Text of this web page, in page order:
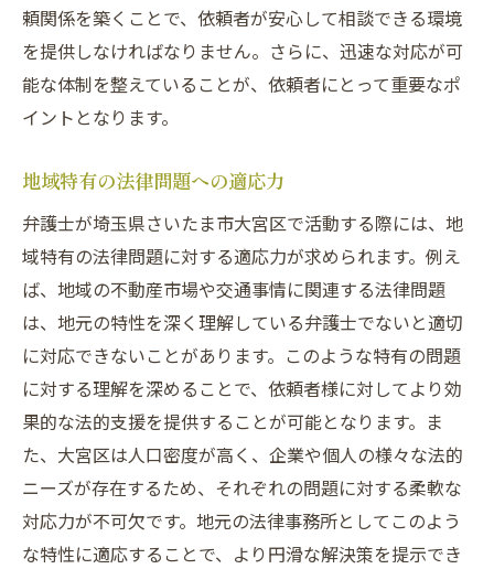
頼関係を築くことで、依頼者が安心して相談できる環境
を提供しなければなりません。さらに、迅速な対応が可
能な体制を整えていることが、依頼者にとって重要なポ
イントとなります。
地域特有の法律問題への適応力
弁護士が埼玉県さいたま市大宮区で活動する際には、地
域特有の法律問題に対する適応力が求められます。例え
ば、地域の不動産市場や交通事情に関連する法律問題
は、地元の特性を深く理解している弁護士でないと適切
に対応できないことがあります。このような特有の問題
に対する理解を深めることで、依頼者様に対してより効
果的な法的支援を提供することが可能となります。ま
た、大宮区は人口密度が高く、企業や個人の様々な法的
ニーズが存在するため、それぞれの問題に対する柔軟な
対応力が不可欠です。地元の法律事務所としてこのよう
な特性に適応することで、より円滑な解決策を提示でき